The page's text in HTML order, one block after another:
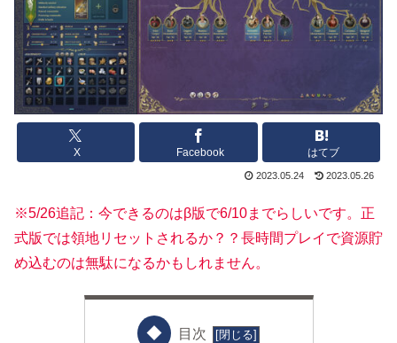
X Facebook はてブ
2023.05.24 2023.05.26
※5/26追記：今できるのはβ版で6/10までらしいです。正
式版では領地リセットされるか？？長時間プレイで資源貯
め込むのは無駄になるかもしれません。
目次